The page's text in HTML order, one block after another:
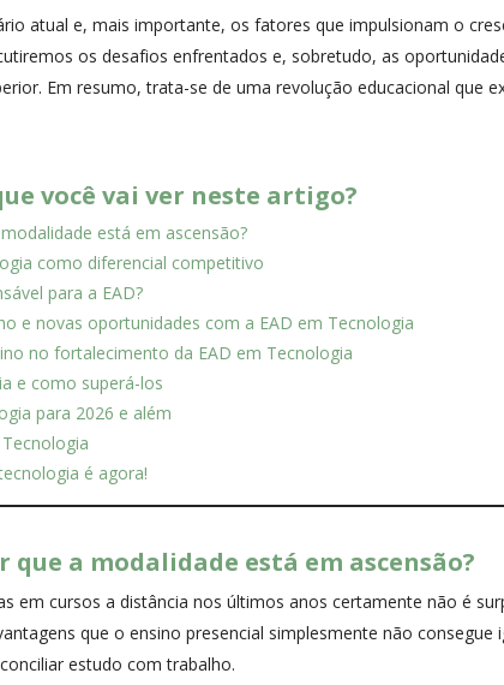
atual e, mais importante, os fatores que impulsionam o
os desafios enfrentados e, sobretudo, as
Em resumo, trata-se de uma revolução educacional que
você vai ver neste artigo?
está em ascensão?
como diferencial competitivo
para a EAD?
e novas oportunidades com a EAD em Tecnologia
no fortalecimento da EAD em Tecnologia
e como superá-los
para 2026 e além
é agora!
que a modalidade está em ascensão?
em cursos a distância nos últimos anos certamente não é
que o ensino presencial simplesmente não consegue
estudo com trabalho.